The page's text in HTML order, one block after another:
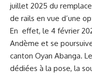
juillet 2025 du
de rails en vue d’une
En effet, le 4 février
Andème et se
canton Oyan Abanga.
dédiées à la pose, la